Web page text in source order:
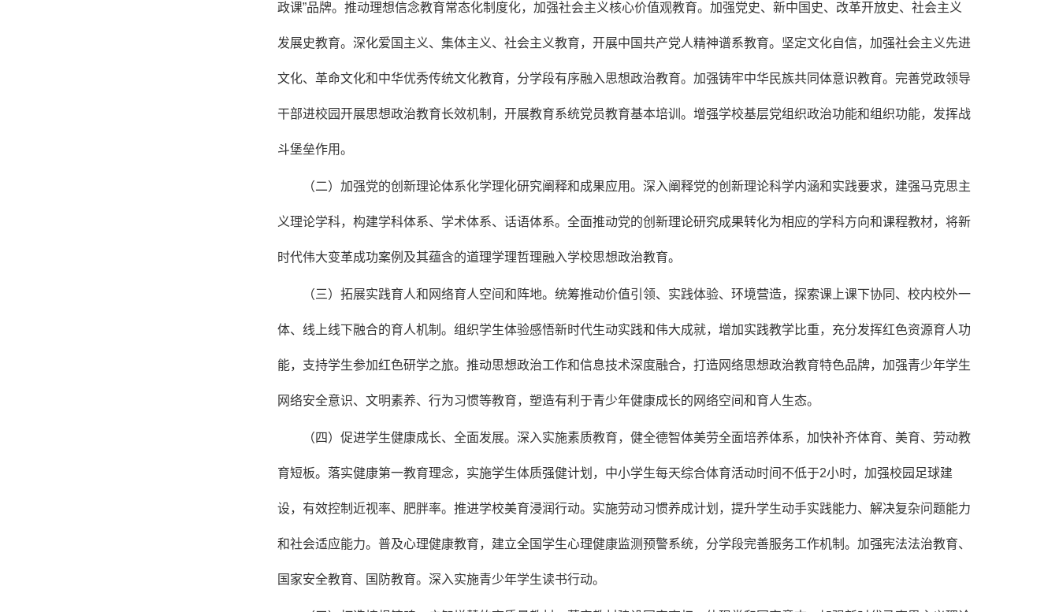
政课”品牌。推动理想信念教育常态化制度化，加强社会主义核心价值观教育。加强党史、新中国史、改革开放史、社会主义
发展史教育。深化爱国主义、集体主义、社会主义教育，开展中国共产党人精神谱系教育。坚定文化自信，加强社会主义先进
文化、革命文化和中华优秀传统文化教育，分学段有序融入思想政治教育。加强铸牢中华民族共同体意识教育。完善党政领导
干部进校园开展思想政治教育长效机制，开展教育系统党员教育基本培训。增强学校基层党组织政治功能和组织功能，发挥战
斗堡垒作用。
（二）加强党的创新理论体系化学理化研究阐释和成果应用。深入阐释党的创新理论科学内涵和实践要求，建强马克思主
义理论学科，构建学科体系、学术体系、话语体系。全面推动党的创新理论研究成果转化为相应的学科方向和课程教材，将新
时代伟大变革成功案例及其蕴含的道理学理哲理融入学校思想政治教育。
（三）拓展实践育人和网络育人空间和阵地。统筹推动价值引领、实践体验、环境营造，探索课上课下协同、校内校外一
体、线上线下融合的育人机制。组织学生体验感悟新时代生动实践和伟大成就，增加实践教学比重，充分发挥红色资源育人功
能，支持学生参加红色研学之旅。推动思想政治工作和信息技术深度融合，打造网络思想政治教育特色品牌，加强青少年学生
网络安全意识、文明素养、行为习惯等教育，塑造有利于青少年健康成长的网络空间和育人生态。
（四）促进学生健康成长、全面发展。深入实施素质教育，健全德智体美劳全面培养体系，加快补齐体育、美育、劳动教
育短板。落实健康第一教育理念，实施学生体质强健计划，中小学生每天综合体育活动时间不低于2小时，加强校园足球建
设，有效控制近视率、肥胖率。推进学校美育浸润行动。实施劳动习惯养成计划，提升学生动手实践能力、解决复杂问题能力
和社会适应能力。普及心理健康教育，建立全国学生心理健康监测预警系统，分学段完善服务工作机制。加强宪法法治教育、
国家安全教育、国防教育。深入实施青少年学生读书行动。